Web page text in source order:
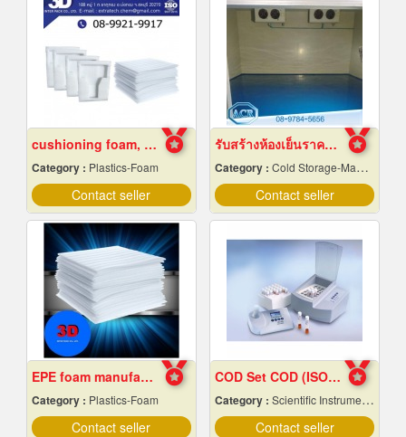
cushioning foam, foam rolls, Chonburi
Category : Plastics-Foam
Contact seller
รับสร้างห้องเย็นราคาถูก
Category : Cold Storage-Manufacturers & Installation Designer
Contact seller
EPE foam manufacturer
Category : Plastics-Foam
Contact seller
COD Set COD (ISO 15705:2002) COD Photometer
Category : Scientific Instruments
Contact seller